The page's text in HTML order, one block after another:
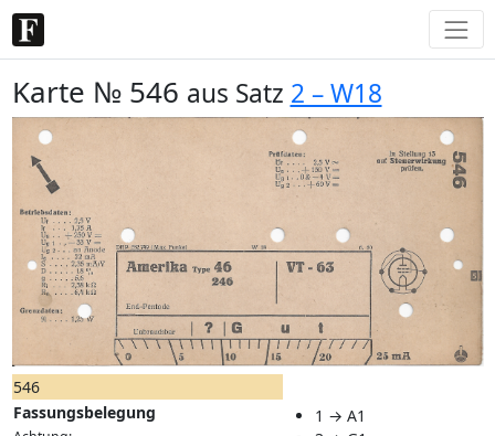
Karte № 546 aus Satz 2 – W18
546
Fassungsbelegung
1 → A1